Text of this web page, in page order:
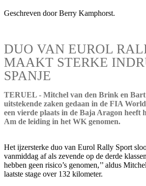
Geschreven door Berry Kamphorst.
DUO VAN EUROL
MAAKT STERKE
SPANJE
TERUEL - Mitchel van den Brink en Bart
uitstekende zaken gedaan in de FIA
een vierde plaats in de Baja Aragon heeft
Am de leiding in het WK genomen.
Het ijzersterke duo van Eurol Rally Sport
vanmiddag af als zevende op de derde
hebben geen risico’s genomen,’’ aldus
laatste stage over 132 kilometer.